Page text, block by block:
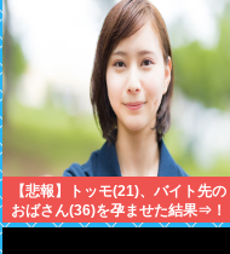
【悲報】トッモ(21)、バイト先の
おばさん(36)を孕ませた結果⇒！